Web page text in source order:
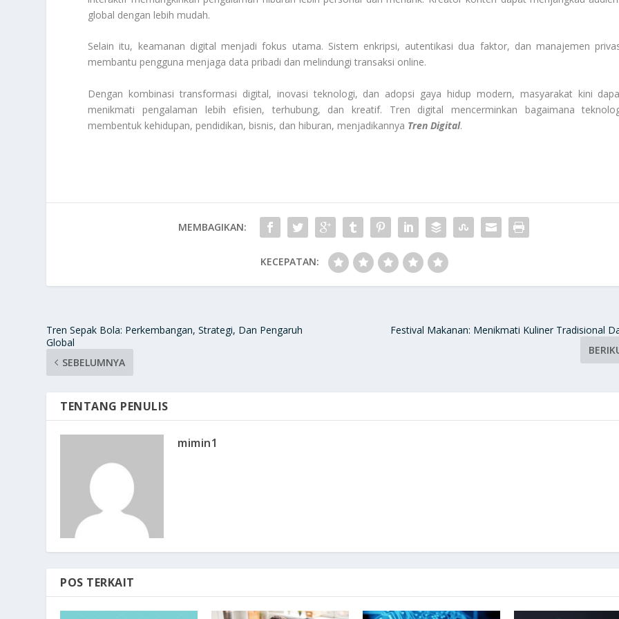
global dengan lebih mudah.
Selain itu, keamanan digital menjadi fokus utama. Sistem enkripsi, autentikasi dua faktor, dan manajemen
membantu pengguna menjaga data pribadi dan melindungi transaksi online.
Dengan kombinasi transformasi digital, inovasi teknologi, dan adopsi gaya hidup modern, masyarakat kini
menikmati pengalaman lebih efisien, terhubung, dan kreatif. Tren digital mencerminkan bagaimana
membentuk kehidupan, pendidikan, bisnis, dan hiburan, menjadikannya Tren Digital.
MEMBAGIKAN:
KECEPATAN:
Tren Sepak Bola: Perkembangan, Strategi, Dan Pengaruh
Global
SEBELUMNYA
Festival Makanan: Menikmati Kuliner Tradisional
TENTANG PENULIS
mimin1
POS TERKAIT